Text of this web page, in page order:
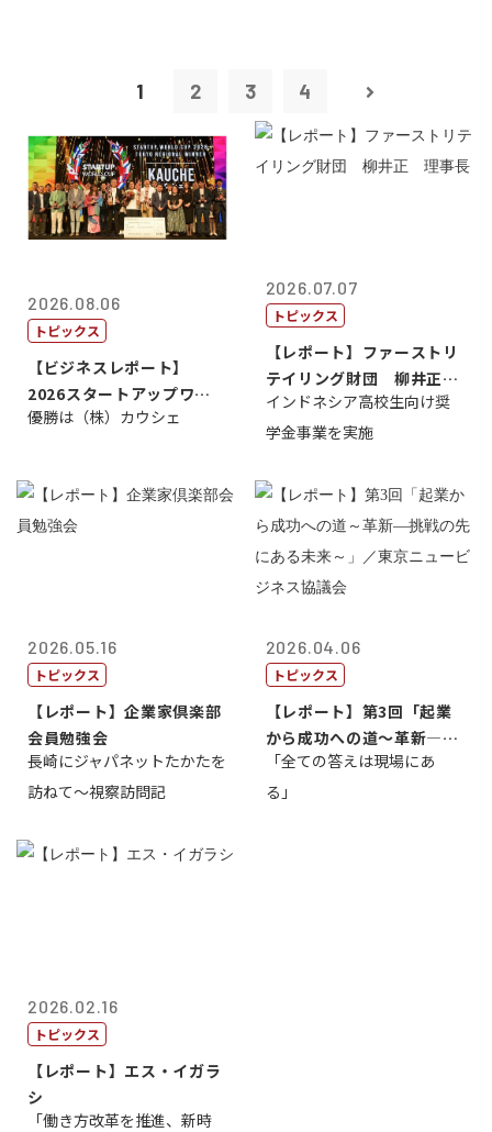
1 2 3 4
2026.08.06
トピックス
【ビジネスレポート】
2026スタートアップワー
ルドカップ東京
優勝は（株）カウシェ
2026.07.07
トピックス
【レポート】ファーストリ
テイリング財団 柳井正
理事長
インドネシア高校生向け奨
学金事業を実施
2026.05.16
トピックス
【レポート】企業家倶楽部
会員勉強会
長崎にジャパネットたかたを
訪ねて～視察訪問記
2026.04.06
トピックス
【レポート】第3回「起業
から成功への道～革新―挑
戦の先にある...
「全ての答えは現場にあ
る」
2026.02.16
トピックス
【レポート】エス・イガラ
シ
「働き方改革を推進、新時